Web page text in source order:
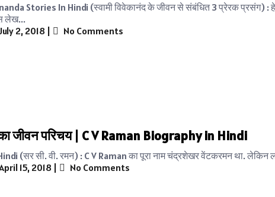
Stories In Hindi (स्वामी विवेकानंद के जीवन से संबंधित 3 प्रेरक प्रसंग) :
लेख...
2, 2018 | No Comments
जीवन परिचय | C V Raman Biography in Hindi
(सर सी. वी. रमन) : C V Raman का पूरा नाम चंद्रशेखर वेंटकरमन था. लेकिन
15, 2018 | No Comments